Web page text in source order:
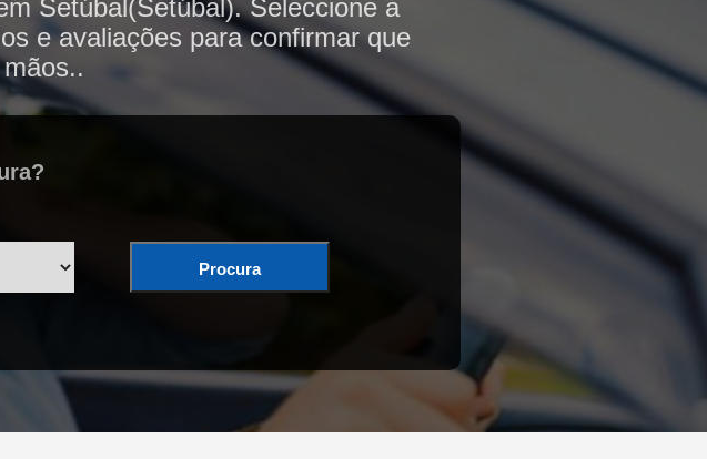
Setúbal(Setúbal). Seleccione a
e avaliações para confirmar que
Procura